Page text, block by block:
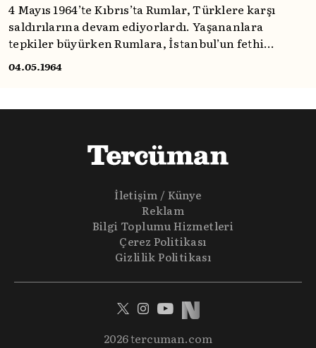
4 Mayıs 1964’te Kıbrıs’ta Rumlar, Türklere karşı
saldırılarına devam ediyorlardı. Yaşananlara
tepkiler büyürken Rumlara, İstanbul’un fethi
hatırlatılıyor; Ayasofya’nın yeniden ibadete açılması
04.05.1964
İletişim / Künye
Reklam
Bilgi Toplumu Hizmetleri
Çerez Politikası
Gizlilik Politikası
2026 tercuman.com